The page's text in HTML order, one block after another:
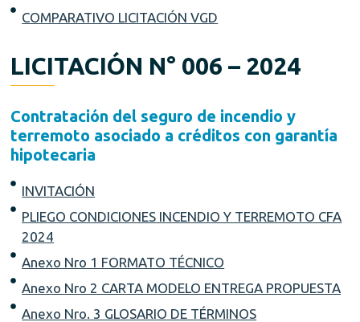
COMPARATIVO LICITACIÓN VGD
LICITACIÓN N° 006 – 2024
Contratación del seguro de incendio y
terremoto asociado a créditos con garantía
hipotecaria
INVITACIÓN
PLIEGO CONDICIONES INCENDIO Y TERREMOTO CFA
2024
Anexo Nro 1 FORMATO TÉCNICO
Anexo Nro 2 CARTA MODELO ENTREGA PROPUESTA
Anexo Nro. 3 GLOSARIO DE TÉRMINOS